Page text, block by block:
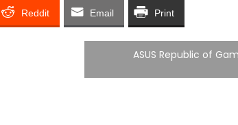
Reddit Email Print
ASUS Republic of